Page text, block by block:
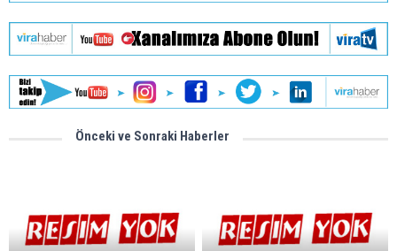
Önceki ve Sonraki Haberler